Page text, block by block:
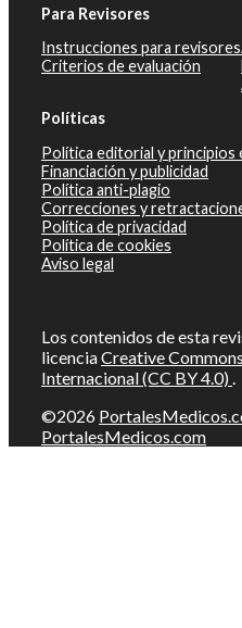
Para Revisores
Instrucciones para revisores
Criterios de evaluación
Políticas
Política editorial y principios
Financiación y publicidad
Política anti-plagio
Correcciones y
Política de privacidad
Política de cookies
Aviso legal
Los contenidos de esta
licenciaCreative
Internacional (CC BY 4.0) .
©2026
PortalesMedicos.com